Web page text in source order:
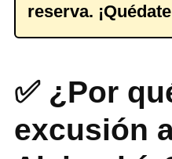
reserva.
✅ ¿Por
excusión